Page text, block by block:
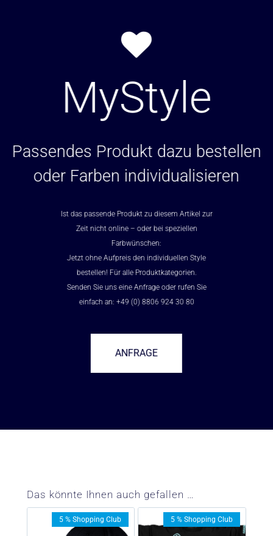
MyStyle
Passendes Produkt dazu bestellen
oder Farben individualisieren
Ist das passende Produkt zu diesem Artikel zur
Zeit nicht online – oder bei speziellen
Farbwünschen:
Jetzt ohne Aufpreis den individuellen Style
bestellen! Für alle Produktkategorien.
Senden Sie uns eine Anfrage oder rufen Sie
einfach an: +49 (0) 8806 924 30 80
ANFRAGE
Das könnte Ihnen auch gefallen …
5 % Shopping Club 5 % Shopping Club